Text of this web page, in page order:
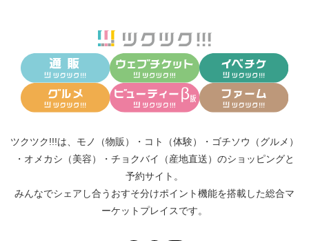
ツクツク!!!は、 モノ（物販） ・ コト（体験） ・ ゴチソウ（グルメ）
・ オメカシ（美容） ・ チョクバイ（産地直送） のショッピングと
予約サイト。
みんなでシェアし合う おすそ分けポイント機能を搭載した総合マ
ーケットプレイスです。